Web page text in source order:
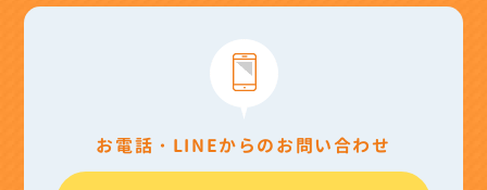
お電話・LINEからのお問い合わせ